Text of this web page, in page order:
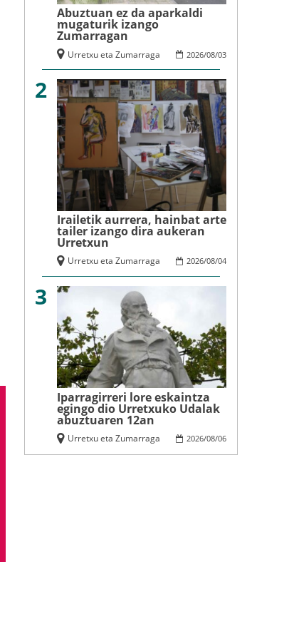
Abuztuan ez da aparkaldi
mugaturik izango
Zumarragan
2026/08/03
Urretxu eta Zumarraga
2
Irailetik aurrera, hainbat arte
tailer izango dira aukeran
Urretxun
2026/08/04
Urretxu eta Zumarraga
3
Iparragirreri lore eskaintza
egingo dio Urretxuko Udalak
abuztuaren 12an
2026/08/06
Urretxu eta Zumarraga